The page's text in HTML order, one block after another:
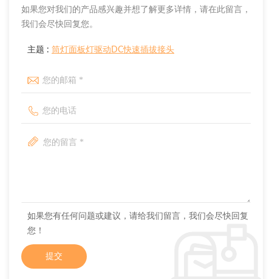
如果您对我们的产品感兴趣并想了解更多详情，请在此留言，
我们会尽快回复您。
主题 : 筒灯面板灯驱动DC快速插拔接头
如果您有任何问题或建议，请给我们留言，我们会尽快回复
您！